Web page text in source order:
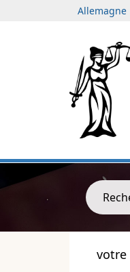
Allemagne
votre